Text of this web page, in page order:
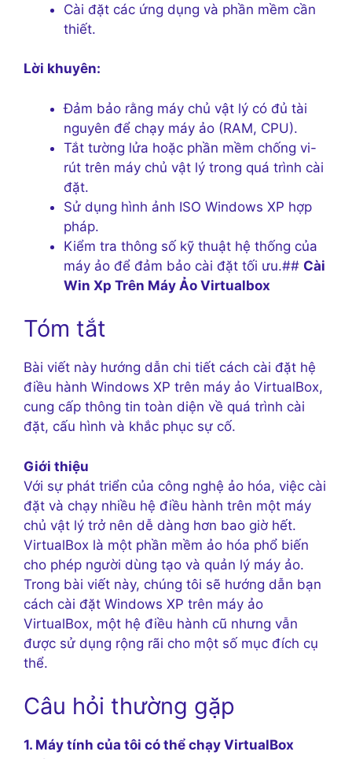
Cài đặt các ứng dụng và phần mềm cần
thiết.
Lời khuyên:
Đảm bảo rằng máy chủ vật lý có đủ tài
nguyên để chạy máy ảo (RAM, CPU).
Tắt tường lửa hoặc phần mềm chống vi-
rút trên máy chủ vật lý trong quá trình cài
đặt.
Sử dụng hình ảnh ISO Windows XP hợp
pháp.
Kiểm tra thông số kỹ thuật hệ thống của
máy ảo để đảm bảo cài đặt tối ưu.## Cài
Win Xp Trên Máy Ảo Virtualbox
Tóm tắt
Bài viết này hướng dẫn chi tiết cách cài đặt hệ
điều hành Windows XP trên máy ảo VirtualBox,
cung cấp thông tin toàn diện về quá trình cài
đặt, cấu hình và khắc phục sự cố.
Giới thiệu
Với sự phát triển của công nghệ ảo hóa, việc cài
đặt và chạy nhiều hệ điều hành trên một máy
chủ vật lý trở nên dễ dàng hơn bao giờ hết.
VirtualBox là một phần mềm ảo hóa phổ biến
cho phép người dùng tạo và quản lý máy ảo.
Trong bài viết này, chúng tôi sẽ hướng dẫn bạn
cách cài đặt Windows XP trên máy ảo
VirtualBox, một hệ điều hành cũ nhưng vẫn
được sử dụng rộng rãi cho một số mục đích cụ
thể.
Câu hỏi thường gặp
1. Máy tính của tôi có thể chạy VirtualBox